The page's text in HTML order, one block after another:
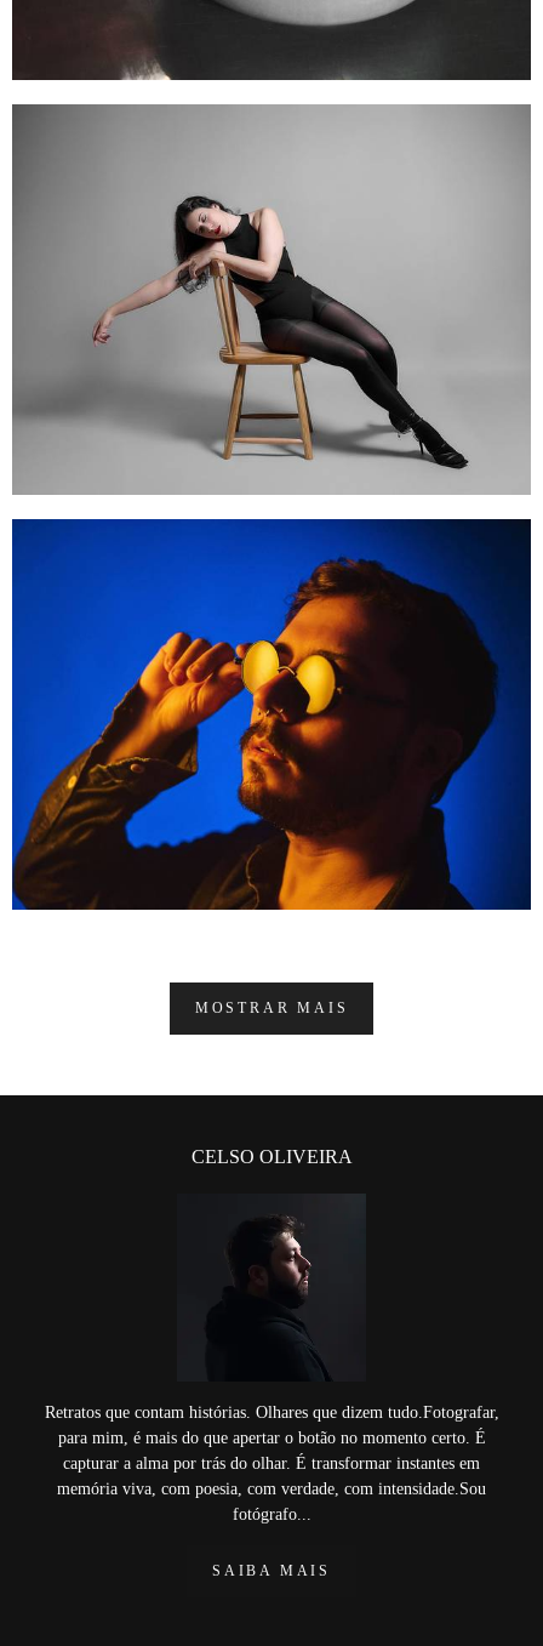
MOSTRAR MAIS
CELSO OLIVEIRA
Retratos que contam histórias. Olhares que dizem tudo.Fotografar,
para mim, é mais do que apertar o botão no momento certo. É
capturar a alma por trás do olhar. É transformar instantes em
memória viva, com poesia, com verdade, com intensidade.Sou
fotógrafo...
SAIBA MAIS